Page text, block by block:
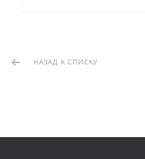
НАЗАД К СПИСКУ